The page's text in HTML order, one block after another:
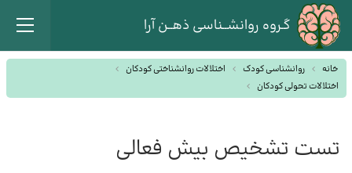
گـروه روانشــناسی ذهــن آرا
خانه روانشناسی کودک
اختلالات روانشناختی کودکان
اختلالات تحولی کودکان
تست تشخیص بیش فعالی